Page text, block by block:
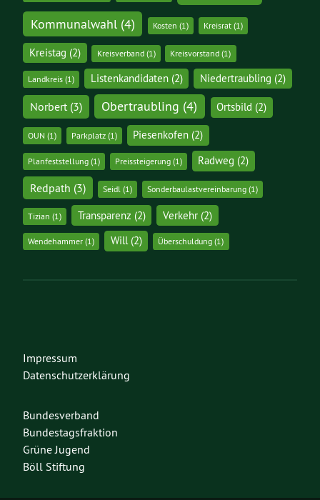
Kommunalwahl(4) Kosten (1) Kreisrat(1)
Kreistag (2) Kreisverband(1) Kreisvorstand (1)
Landkreis (1) Listenkandidaten(2) Niedertraubling (2)
Norbert(3) Obertraubling (4) Ortsbild (2)
OUN (1) Parkplatz(1) Piesenkofen (2)
Planfeststellung (1) Preissteigerung(1) Radweg (2)
Redpath (3) Seidl (1) Sonderbaulastvereinbarung(1)
Tizian (1) Transparenz (2) Verkehr(2)
Wendehammer (1) Will(2) Überschuldung (1)
Impressum
Datenschutzerklärung
Bundesverband
Bundestagsfraktion
Grüne Jugend
Böll Stiftung